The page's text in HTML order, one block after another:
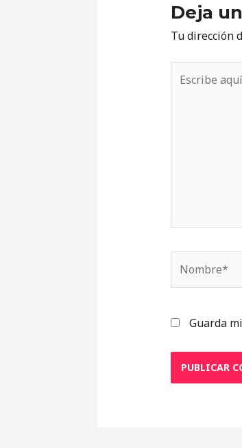
Deja
Tu dirección
aquí...
Guarda